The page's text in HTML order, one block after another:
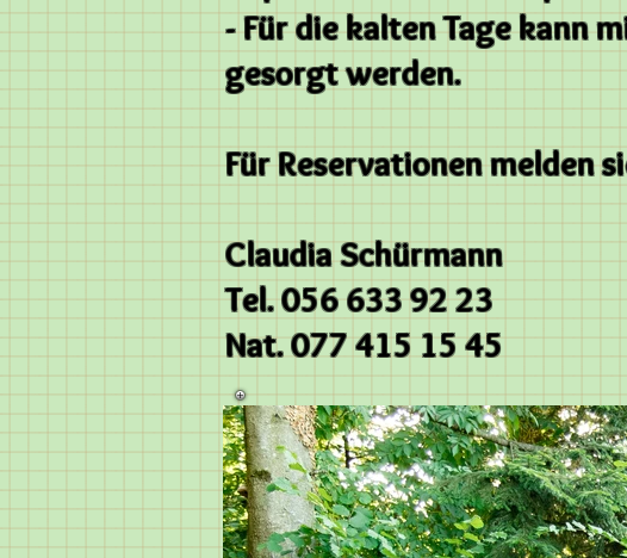
- Für die kalten Tage
gesorgt werden.
Für Reservationen melden
Claudia Schürmann
Tel. 056 633 92 23
Nat. 077 415 15 45